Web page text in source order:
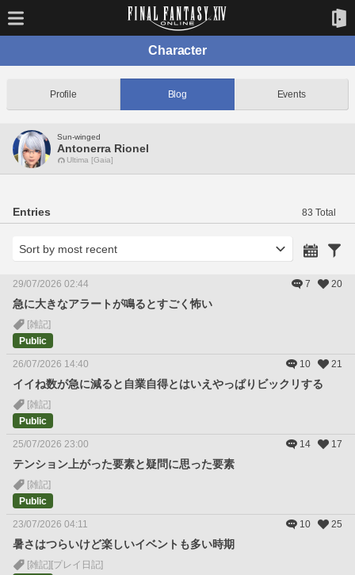
Character
Profile Blog Events
Sun-winged
Antonerra Rionel
Ultima [Gaia]
Entries 83 Total
29/07/2026 02:44 7 20
急に大きなアラートが鳴るとすごく怖い
[雑記]
Public
26/07/2026 14:40 10 21
イイね数が急に減ると自業自得とはいえやっぱりビックリする
[雑記]
Public
25/07/2026 23:00 14 17
テンション上がった要素と疑問に思った要素
[雑記]
Public
23/07/2026 04:11 10 25
暑さはつらいけど楽しいイベントも多い時期
[雑記] [プレイ日記]